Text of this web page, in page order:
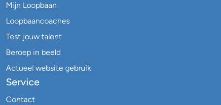
Mijn Loopbaan
Loopbaancoaches
Test jouw talent
Beroep in beeld
Actueel website gebruik
Service
Contact